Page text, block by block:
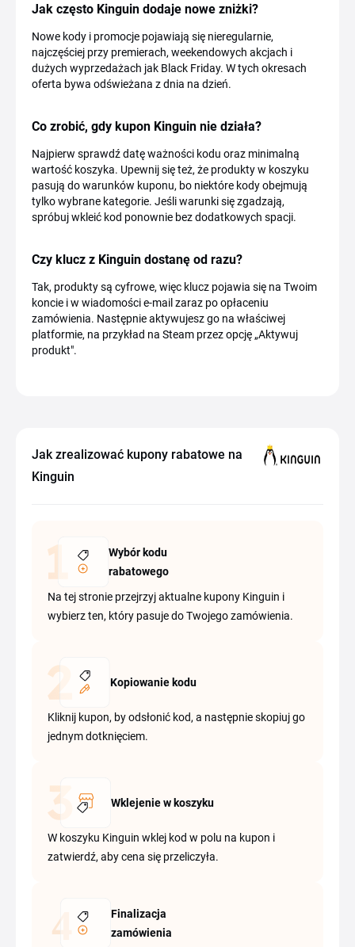
Jak często Kinguin dodaje nowe zniżki?
Nowe kody i promocje pojawiają się nieregularnie,
najczęściej przy premierach, weekendowych akcjach i
dużych wyprzedażach jak Black Friday. W tych okresach
oferta bywa odświeżana z dnia na dzień.
Co zrobić, gdy kupon Kinguin nie działa?
Najpierw sprawdź datę ważności kodu oraz minimalną
wartość koszyka. Upewnij się też, że produkty w koszyku
pasują do warunków kuponu, bo niektóre kody obejmują
tylko wybrane kategorie. Jeśli warunki się zgadzają,
spróbuj wkleić kod ponownie bez dodatkowych spacji.
Czy klucz z Kinguin dostanę od razu?
Tak, produkty są cyfrowe, więc klucz pojawia się na Twoim
koncie i w wiadomości e-mail zaraz po opłaceniu
zamówienia. Następnie aktywujesz go na właściwej
platformie, na przykład na Steam przez opcję „Aktywuj
produkt".
Jak zrealizować kupony rabatowe na
Kinguin
Wybór kodu
rabatowego
Na tej stronie przejrzyj aktualne kupony Kinguin i
wybierz ten, który pasuje do Twojego zamówienia.
Kopiowanie kodu
Kliknij kupon, by odsłonić kod, a następnie skopiuj go
jednym dotknięciem.
Wklejenie w koszyku
W koszyku Kinguin wklej kod w polu na kupon i
zatwierdź, aby cena się przeliczyła.
Finalizacja
zamówienia